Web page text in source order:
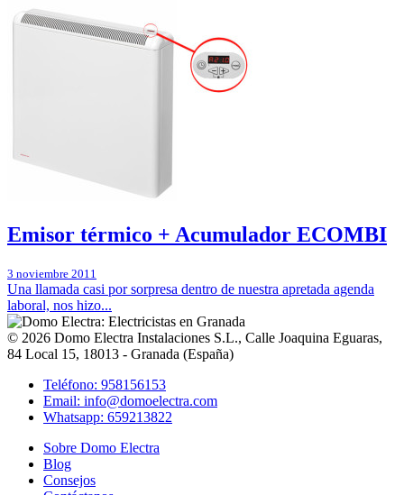
Emisor térmico + Acumulador ECOMBI
3 noviembre 2011
Una llamada casi por sorpresa dentro de nuestra apretada agenda
laboral, nos hizo...
© 2026 Domo Electra Instalaciones S.L., Calle Joaquina Eguaras,
84 Local 15, 18013 - Granada (España)
Teléfono: 958156153
Email: info@domoelectra.com
Whatsapp: 659213822
Sobre Domo Electra
Blog
Consejos